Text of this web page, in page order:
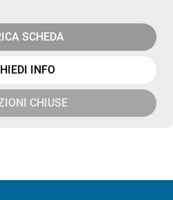
SCHEDA
INFO
CHIUSE